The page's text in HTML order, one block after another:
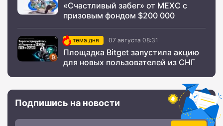
«Счастливый забег» от MEXC с
призовым фондом $200 000
тема дня 07 августа 08:31
Площадка Bitget запустила акцию
для новых пользователей из СНГ
Подпишись на новости